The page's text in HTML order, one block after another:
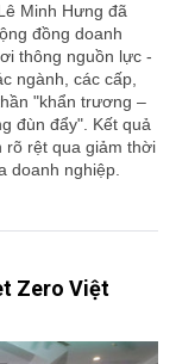
Minh Hưng đã
đồng doanh
thông nguồn lực -
ngành, các cấp,
"khẩn trương –
đùn đẩy". Kết quả
rõ rệt qua giảm thời
doanh nghiệp.
Zero Việt